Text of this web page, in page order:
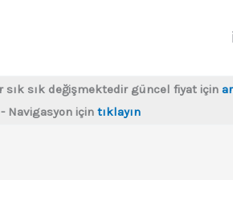
sık sık değişmektedir güncel fiyat için
Navigasyon için tıklayın